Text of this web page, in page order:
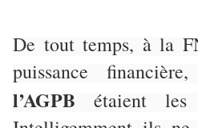
De tout temps, à la
puissance
l’AGPB étaient